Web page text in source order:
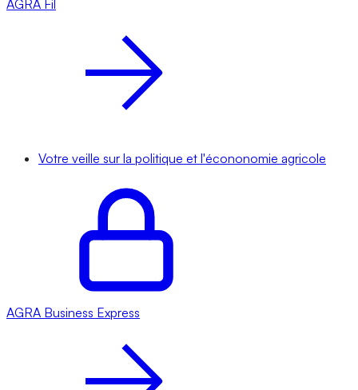
AGRA Fil
Votre veille sur la politique et l'écononomie agricole
AGRA Business Express